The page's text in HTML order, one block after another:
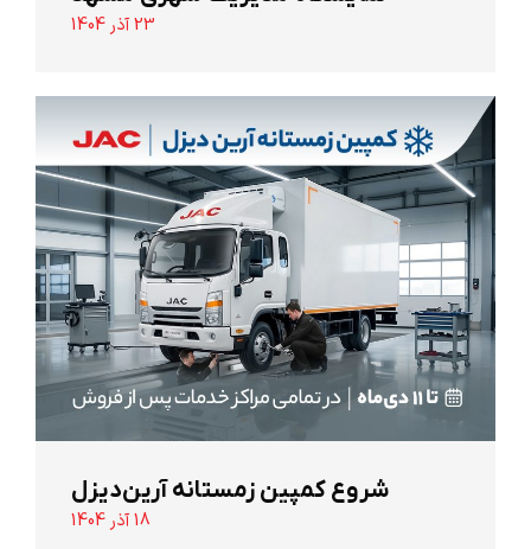
23 آذر 1404
شروع کمپین زمستانه آرین‌دیزل
18 آذر 1404